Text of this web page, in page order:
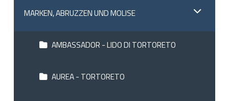
MARKEN, ABRUZZEN UND MOLISE
AMBASSADOR - LIDO DI TORTORETO
AUREA - TORTORETO